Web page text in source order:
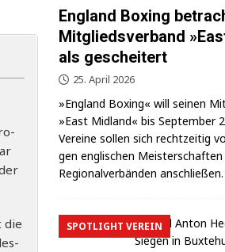
die
England Boxing
Mitgliedsverband
als gescheitert
25. April 2026
»Eng­land Boxing« will sei­nen
»East Mid­land« bis Sep­tem­ber
Ver­ei­ne sol­len sich recht­zei­tig
gen eng­li­schen
Regio­nal­ver­bän­den anschließen.
SPOTLIGHT VEREIN